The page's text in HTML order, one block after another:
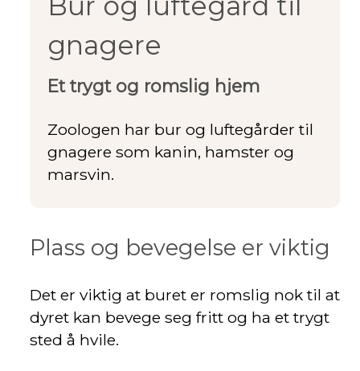
gnagere
Et trygt og romslig hjem
Zoologen har bur og luftegårder til
gnagere som kanin, hamster og
marsvin.
Plass og bevegelse er viktig
Det er viktig at buret er romslig nok til at
dyret kan bevege seg fritt og ha et trygt
sted å hvile.